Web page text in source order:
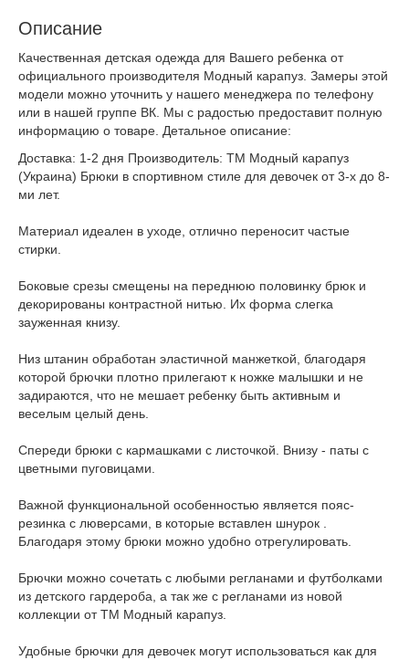
Описание
Качественная детская одежда для Вашего ребенка от
официального производителя Модный карапуз. Замеры этой
модели можно уточнить у нашего менеджера по телефону
или в нашей группе ВК. Мы с радостью предоставит полную
информацию о товаре. Детальное описание:
Доставка: 1-2 дня Производитель: ТМ Модный карапуз
(Украина) Брюки в спортивном стиле для девочек от 3-х до 8-
ми лет.
Материал идеален в уходе, отлично переносит частые
стирки.
Боковые срезы смещены на переднюю половинку брюк и
декорированы контрастной нитью. Их форма слегка
зауженная книзу.
Низ штанин обработан эластичной манжеткой, благодаря
которой брючки плотно прилегают к ножке малышки и не
задираются, что не мешает ребенку быть активным и
веселым целый день.
Спереди брюки с кармашками с листочкой. Внизу - паты с
цветными пуговицами.
Важной функциональной особенностью является пояс-
резинка с люверсами, в которые вставлен шнурок .
Благодаря этому брюки можно удобно отрегулировать.
Брючки можно сочетать с любыми регланами и футболками
из детского гардероба, а так же с регланами из новой
коллекции от ТМ Модный карапуз.
Удобные брючки для девочек могут использоваться как для